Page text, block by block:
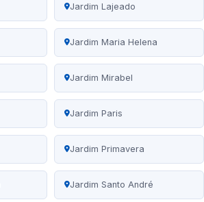
Jardim Lajeado
Jardim Maria Helena
Jardim Mirabel
Jardim Paris
Jardim Primavera
Jardim Santo André